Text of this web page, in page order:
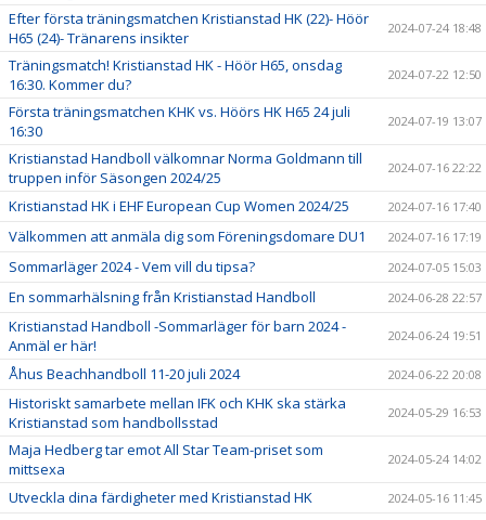
Efter första träningsmatchen Kristianstad HK (22)- Höör
H65 (24)- Tränarens insikter
2024-07-24 18:48
Träningsmatch! Kristianstad HK - Höör H65, onsdag
16:30. Kommer du?
2024-07-22 12:50
Första träningsmatchen KHK vs. Höörs HK H65 24 juli
16:30
2024-07-19 13:07
Kristianstad Handboll välkomnar Norma Goldmann till
truppen inför Säsongen 2024/25
2024-07-16 22:22
Kristianstad HK i EHF European Cup Women 2024/25 2024-07-16 17:40
Välkommen att anmäla dig som Föreningsdomare DU1 2024-07-16 17:19
Sommarläger 2024 - Vem vill du tipsa? 2024-07-05 15:03
En sommarhälsning från Kristianstad Handboll 2024-06-28 22:57
Kristianstad Handboll -Sommarläger för barn 2024 -
Anmäl er här!
2024-06-24 19:51
Åhus Beachhandboll 11-20 juli 2024 2024-06-22 20:08
Historiskt samarbete mellan IFK och KHK ska stärka
Kristianstad som handbollsstad
2024-05-29 16:53
Maja Hedberg tar emot All Star Team-priset som
mittsexa
2024-05-24 14:02
Utveckla dina färdigheter med Kristianstad HK 2024-05-16 11:45